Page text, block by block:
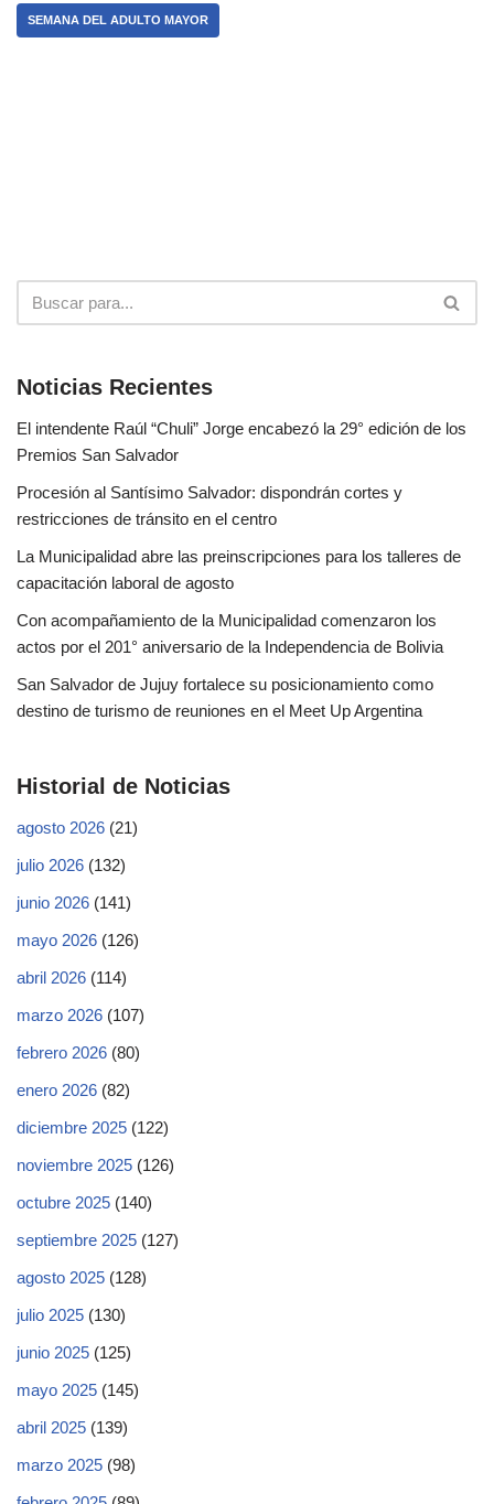
SEMANA DEL ADULTO MAYOR
Noticias Recientes
El intendente Raúl “Chuli” Jorge encabezó la 29° edición de los
Premios San Salvador
Procesión al Santísimo Salvador: dispondrán cortes y
restricciones de tránsito en el centro
La Municipalidad abre las preinscripciones para los talleres de
capacitación laboral de agosto
Con acompañamiento de la Municipalidad comenzaron los
actos por el 201° aniversario de la Independencia de Bolivia
San Salvador de Jujuy fortalece su posicionamiento como
destino de turismo de reuniones en el Meet Up Argentina
Historial de Noticias
agosto 2026 (21)
julio 2026 (132)
junio 2026 (141)
mayo 2026 (126)
abril 2026 (114)
marzo 2026 (107)
febrero 2026 (80)
enero 2026 (82)
diciembre 2025 (122)
noviembre 2025 (126)
octubre 2025 (140)
septiembre 2025 (127)
agosto 2025 (128)
julio 2025 (130)
junio 2025 (125)
mayo 2025 (145)
abril 2025 (139)
marzo 2025 (98)